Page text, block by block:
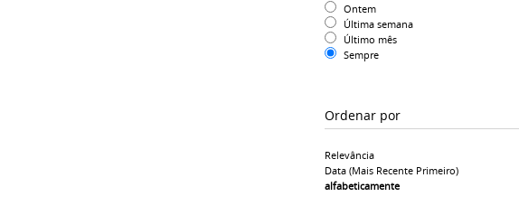
Ontem
Última semana
Último mês
Sempre
Ordenar por
Relevância
Data (mais Recente Primeiro)
alfabeticamente